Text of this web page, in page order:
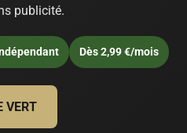
publicité.
Dès 2,99 €/mois
VERT